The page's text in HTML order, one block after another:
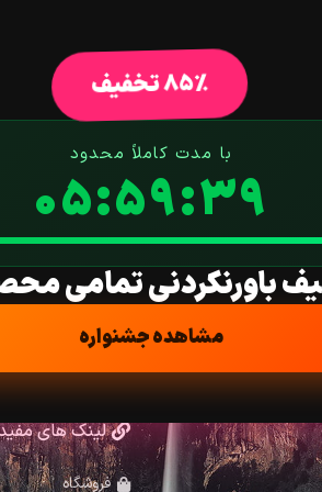
85% تخفیف
با مدت کاملاً محدود
05:59:39
باورنکردنی تمامی
مشاهده جشنواره
فروشگاه
لینک های
فروشگاه